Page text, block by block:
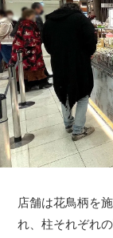
店舗は花鳥柄を
れ、柱それぞれ